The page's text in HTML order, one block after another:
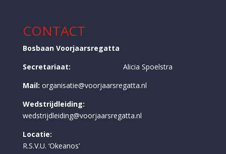
CONTACT
Bosbaan Voorjaarsregatta
Secretariaat: Alicia Spoelstra
Mail: organisatie@voorjaarsregatta.nl
Wedstrijdleiding:
wedstrijdleiding@voorjaarsregatta.nl
Locatie:
R.S.V.U. ‘Okeanos’